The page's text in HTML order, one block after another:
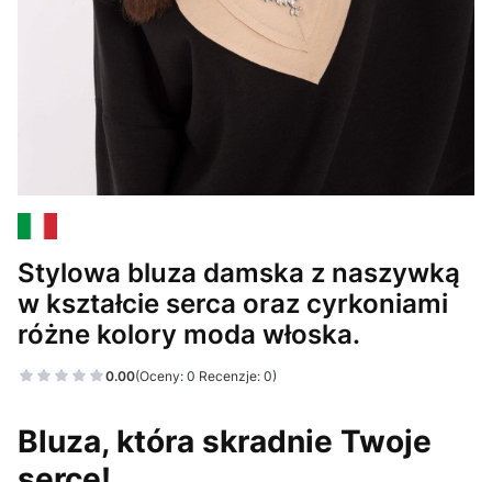
Stylowa bluza damska z naszywką
w kształcie serca oraz cyrkoniami
różne kolory moda włoska.
0.00(Oceny: 0 Recenzje: 0)
Bluza, która skradnie Twoje